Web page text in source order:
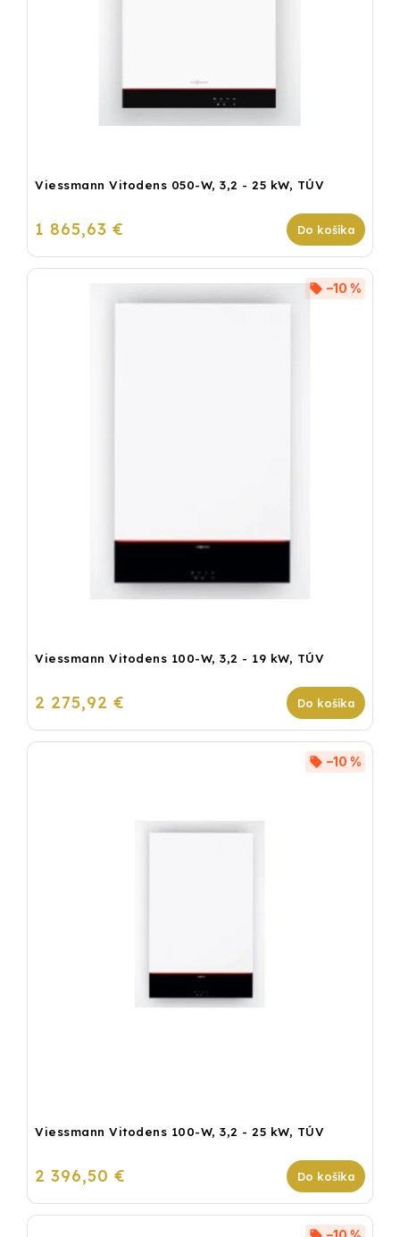
Viessmann Vitodens 050-W, 3,2 - 25 kW, TÚV
1 865,63 € Do košíka
Viessmann Vitodens 100-W, 3,2 - 19 kW, TÚV
–10 %
2 275,92 € Do košíka
Viessmann Vitodens 100-W, 3,2 - 25 kW, TÚV
–10 %
2 396,50 € Do košíka